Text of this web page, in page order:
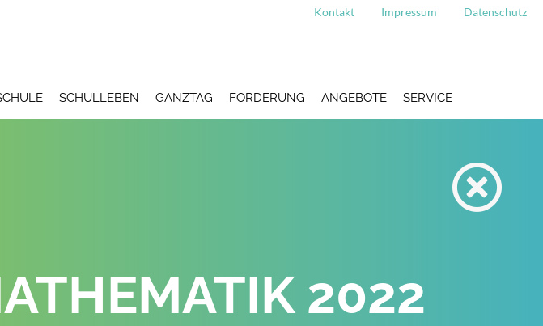
Kontakt Impressum Datenschutz
SCHULLEBEN GANZTAG FÖRDERUNG ANGEBOTE SERVICE
2022